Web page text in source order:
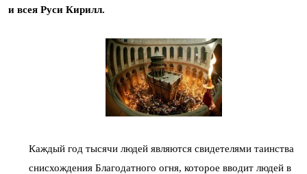
и всея Руси Кирилл.
Каждый год тысячи людей являются свидетелями таинства
снисхождения Благодатного огня, которое вводит людей в